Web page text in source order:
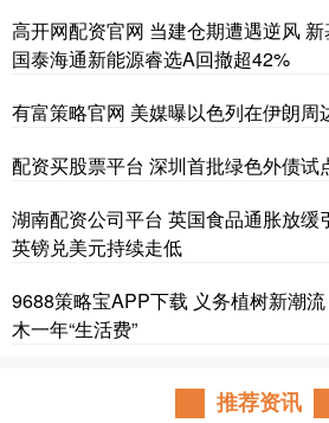
高开网配资官网 当建仓期遭遇逆风 新
国泰海通新能源睿选A回撤超42%
有富策略官网 美媒曝以色列在伊朗周
配资买股票平台 深圳首批绿色外债试
湖南配资公司平台 英国食品通胀放缓
英镑兑美元持续走低
9688策略宝APP下载 义务植树新潮
木一年“生活费”
推荐资讯